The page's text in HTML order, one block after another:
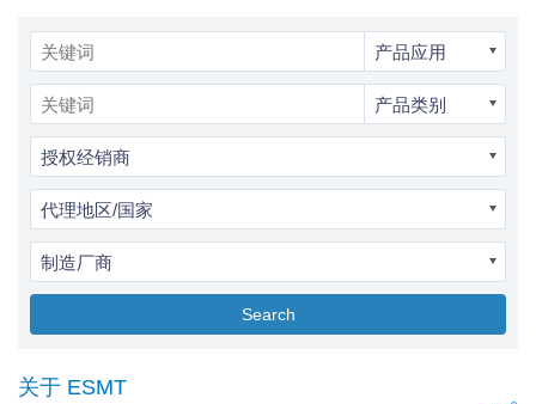
产品应用
产品类别
授权经销商
代理地区/国家
制造厂商
Search
关于 ESMT